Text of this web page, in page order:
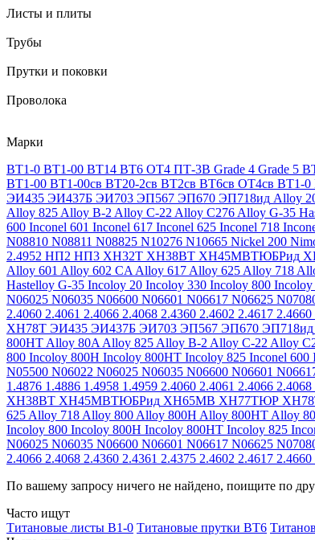
Листы и плиты
Трубы
Прутки и поковки
Проволока
Марки
ВТ1-0 ВТ1-00 ВТ14 ВТ6 ОТ4 ПТ-3В Grade 4 Grade 5
ВТ1-00 ВТ1-00св ВТ20-2св ВТ2св ВТ6св ОТ4св ВТ1-0
ЭИ435 ЭИ437Б ЭИ703 ЭП567 ЭП670 ЭП718ид Alloy
Alloy 825 Alloy B-2 Alloy C-22 Alloy C276 Alloy G-35
600 Inconel 601 Inconel 617 Inconel 625 Inconel 718
N08810 N08811 N08825 N10276 N10665 Nickel 200
2.4952 НП2 НП3 ХН32Т ХН38ВТ ХН45МВТЮБРид
Alloy 601 Alloy 602 CA Alloy 617 Alloy 625 Alloy 718
Hastelloy G-35 Incoloy 20 Incoloy 330 Incoloy 800 Incoloy
N06025 N06035 N06600 N06601 N06617 N06625
2.4060 2.4061 2.4066 2.4068 2.4360 2.4602 2.4617 2.4660
ХН78Т ЭИ435 ЭИ437Б ЭИ703 ЭП567 ЭП670 ЭП718ид
800HT Alloy 80A Alloy 825 Alloy B-2 Alloy C-22 Alloy
800 Incoloy 800H Incoloy 800HT Incoloy 825 Inconel 600
N05500 N06022 N06025 N06035 N06600 N06601
1.4876 1.4886 1.4958 1.4959 2.4060 2.4061 2.4066 2.4068
ХН38ВТ ХН45МВТЮБРид ХН65МВ ХН77ТЮР
625 Alloy 718 Alloy 800 Alloy 800H Alloy 800HT Alloy
Incoloy 800 Incoloy 800H Incoloy 800HT Incoloy 825
N06025 N06035 N06600 N06601 N06617 N06625
2.4066 2.4068 2.4360 2.4361 2.4375 2.4602 2.4617 2.4660
По вашему запросу ничего не найдено, поищите по
Часто ищут
Титановые листы В1-0 Титановые прутки ВТ6